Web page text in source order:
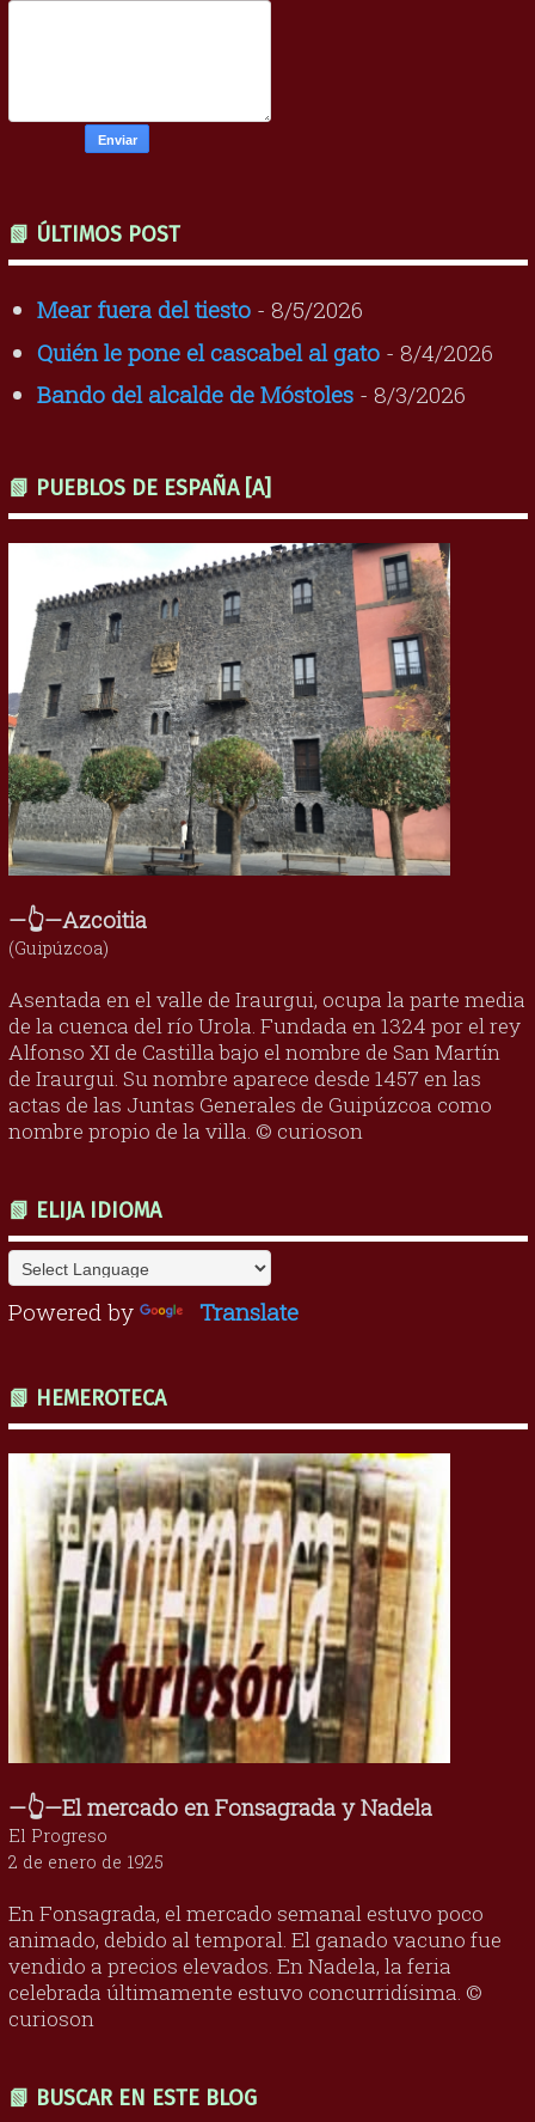
📗 ÚLTIMOS POST
Mear fuera del tiesto- 8/5/2026
Quién le pone el cascabel al gato- 8/4/2026
Bando del alcalde de Móstoles- 8/3/2026
📗 PUEBLOS DE ESPAÑA [A]
—👆—Azcoitia
(Guipúzcoa)
Asentada en el valle de Iraurgui, ocupa la parte media
de la cuenca del río Urola. Fundada en 1324 por el rey
Alfonso XI de Castilla bajo el nombre de San Martín
de Iraurgui. Su nombre aparece desde 1457 en las
actas de las Juntas Generales de Guipúzcoa como
nombre propio de la villa. © curioson
📗 ELIJA IDIOMA
Powered by Translate
📗 HEMEROTECA
—👆—El mercado en Fonsagrada y Nadela
El Progreso
2 de enero de 1925
En Fonsagrada, el mercado semanal estuvo poco
animado, debido al temporal. El ganado vacuno fue
vendido a precios elevados. En Nadela, la feria
celebrada últimamente estuvo concurridísima. ©
curioson
📗 BUSCAR EN ESTE BLOG